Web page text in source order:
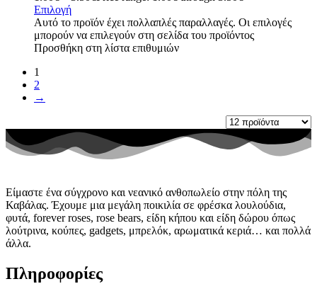
Επιλογή
Αυτό το προϊόν έχει πολλαπλές παραλλαγές. Οι επιλογές
μπορούν να επιλεγούν στη σελίδα του προϊόντος
Προσθήκη στη λίστα επιθυμιών
1
2
→
Είμαστε ένα σύγχρονο και νεανικό ανθοπωλείο στην πόλη της
Καβάλας. Έχουμε μια μεγάλη ποικιλία σε φρέσκα λουλούδια,
φυτά, forever roses, rose bears, είδη κήπου και είδη δώρου όπως
λούτρινα, κούπες, gadgets, μπρελόκ, αρωματικά κεριά… και πολλά
άλλα.
Πληροφορίες